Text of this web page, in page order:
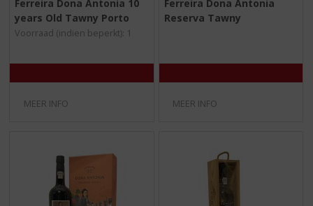
0
/
Ferreira Dona Antonia 10
years Old Tawny Porto
Voorraad (indien beperkt): 1
MEER INFO
0
Ferreira Dona Antonia
Reserva Tawny
MEER INFO